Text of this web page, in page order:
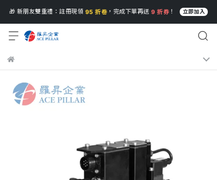
🎁 新朋友雙重禮：註冊現領 95 折卷 ，完成下單再送9 折券 ！ 立即加入